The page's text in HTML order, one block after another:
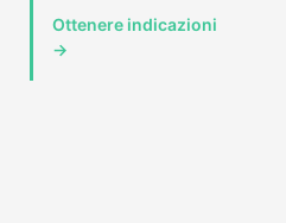
Ottenere indicazioni
→